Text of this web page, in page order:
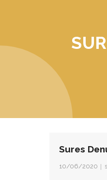
Sures
10/06/2020